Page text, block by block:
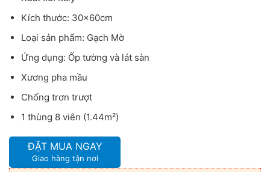
Kích thước: 30x60cm
Loại sản phẩm: Gạch Mờ
Ứng dụng: Ốp tường và lát sàn
Xương pha mầu
Chống trơn trượt
1 thùng 8 viên (1.44m²)
ĐẶT MUA NGAY
Giao hàng tận nơi